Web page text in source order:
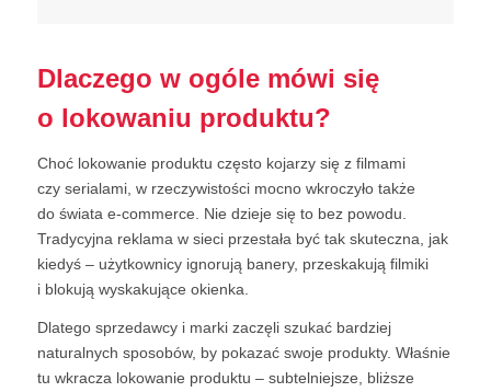
Dlaczego w ogóle mówi się
o lokowaniu produktu?
Choć lokowanie produktu często kojarzy się z filmami
czy serialami, w rzeczywistości mocno wkroczyło także
do świata e-commerce. Nie dzieje się to bez powodu.
Tradycyjna reklama w sieci przestała być tak skuteczna, jak
kiedyś – użytkownicy ignorują banery, przeskakują filmiki
i blokują wyskakujące okienka.
Dlatego sprzedawcy i marki zaczęli szukać bardziej
naturalnych sposobów, by pokazać swoje produkty. Właśnie
tu wkracza lokowanie produktu – subtelniejsze, bliższe